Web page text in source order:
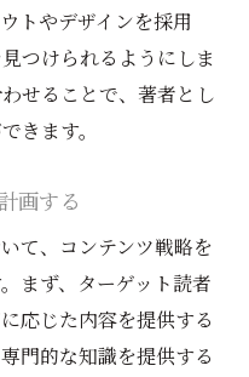
トやデザインを採用
つけられるようにしま
せることで、著者とし
きます。
画する
て、コンテンツ戦略を
まず、ターゲット読者
応じた内容を提供する
門的な知識を提供する